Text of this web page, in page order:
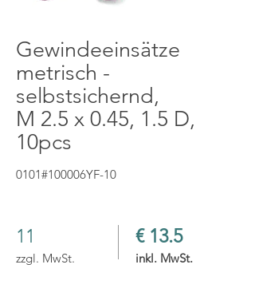
Gewindeeinsätze
metrisch -
selbstsichernd,
M 2.5 x 0.45, 1.5 D,
10pcs
0101#100006YF-10
11
zzgl. MwSt.
€ 13.5
inkl. MwSt.